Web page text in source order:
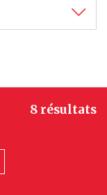
8 résultats